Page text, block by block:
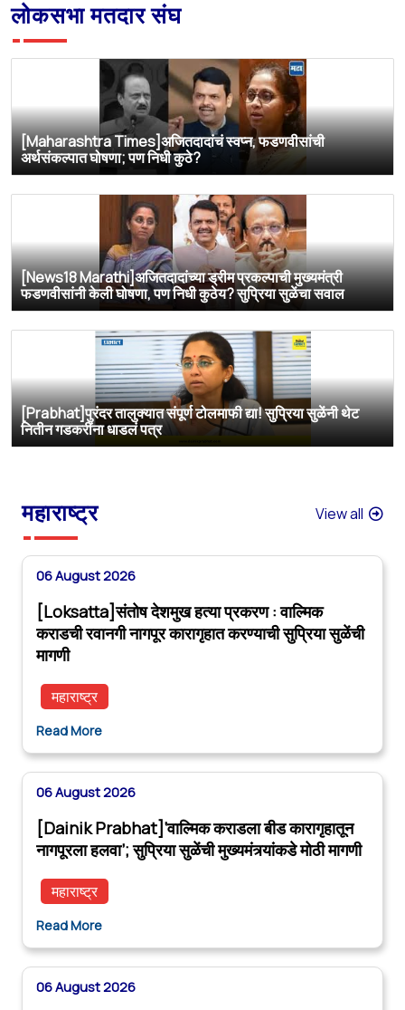
लोकसभा मतदार संघ
[Maharashtra Times]अजितदादांचं स्वप्न, फडणवीसांची
अर्थसंकल्पात घोषणा; पण निधी कुठे?
[News18 Marathi]अजितदादांच्या ड्रीम प्रकल्पाची मुख्यमंत्री
फडणवीसांनी केली घोषणा, पण निधी कुठेय? सुप्रिया सुळेंचा सवाल
[Prabhat]पुरंदर तालुक्यात संपूर्ण टोलमाफी द्या! सुप्रिया सुळेंनी थेट
नितीन गडकरींना धाडलं पत्र
महाराष्ट्र View all
06 August 2026
[Loksatta]संतोष देशमुख हत्या प्रकरण : वाल्मिक
कराडची रवानगी नागपूर कारागृहात करण्याची सुप्रिया सुळेंची
मागणी
महाराष्ट्र
Read More
06 August 2026
[Dainik Prabhat]‘वाल्मिक कराडला बीड कारागृहातून
नागपूरला हलवा’; सुप्रिया सुळेंची मुख्यमंत्र्यांकडे मोठी मागणी
महाराष्ट्र
Read More
06 August 2026